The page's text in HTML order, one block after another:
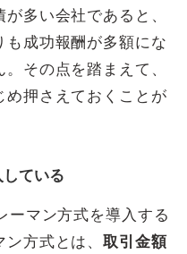
多い会社であると、
成功報酬が多額にな
その点を踏まえて、
め押さえておくことが
ている
ーマン方式を導入する
ン方式とは、取引金額